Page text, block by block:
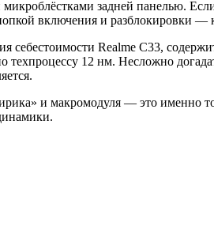
задней панелью.
включения и разблокировки —
себестоимости Realme C33,
12 нм. Несложно
и макромодуля — это именно